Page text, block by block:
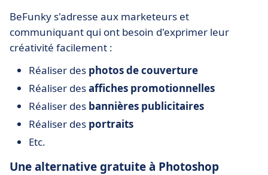
BeFunky s'adresse aux marketeurs et
communiquant qui ont besoin d'exprimer leur
créativité facilement :
Réaliser des photos de couverture
Réaliser desaffiches promotionnelles
Réaliser des bannières publicitaires
Réaliser des portraits
Etc.
Une alternative gratuite à Photoshop